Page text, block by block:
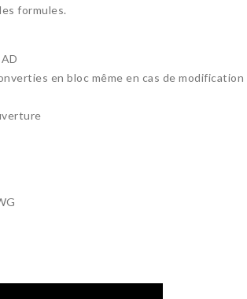
formules.
en bloc même en cas de